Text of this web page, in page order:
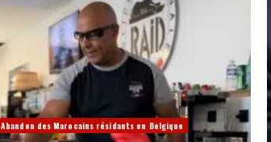
Abandon des Marocains résidants en Belgique